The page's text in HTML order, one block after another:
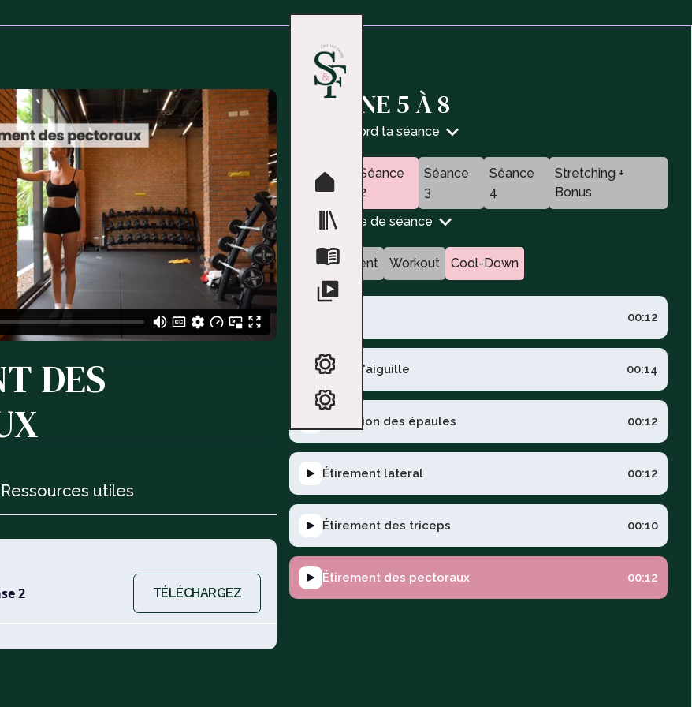
DES
Ressources utiles
2 TÉLÉCHARGEZ
SEMAINE 5 À 8
Choisis d'abord ta séance
Séance
Séance
2
Séance
3
Séance
4
Stretching +
Bonus
Puis ton type de séance
Echauffement Workout Cool-Down
00:12
Fil de l'aiguille 00:14
Extension des épaules 00:12
Étirement latéral 00:12
Étirement des triceps 00:10
Étirement des pectoraux 00:12